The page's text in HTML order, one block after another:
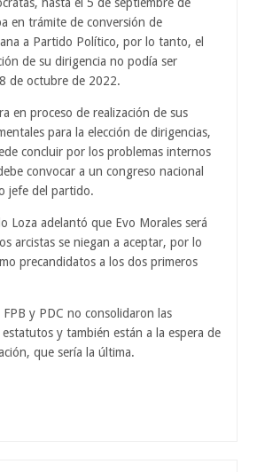
en trámite de conversión de
a Partido Político, por lo tanto, el
de su dirigencia no podía ser
de octubre de 2022.
en proceso de realización de sus
para la elección de dirigencias,
concluir por los problemas internos
convocar a un congreso nacional
jefe del partido.
Loza adelantó que Evo Morales será
arcistas se niegan a aceptar, por lo
precandidatos a los dos primeros
FPB y PDC no consolidaron las
estatutos y también están a la espera de
que sería la última.